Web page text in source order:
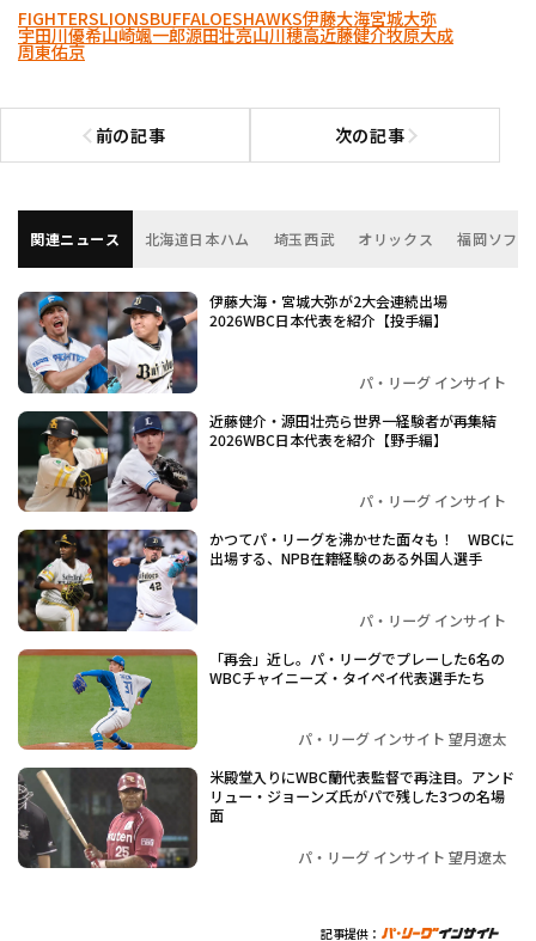
FIGHTERSLIONSBUFFALOESHAWKS伊藤大海宮城大弥
宇田川優希山崎颯一郎源田壮亮山川穂高近藤健介牧原大成
周東佑京
前の記事
前の記事へ 次の記事次の記事へ
関連ニュース 北海道日本ハム 埼玉西武 オリックス 福岡ソフ
伊藤大海・宮城大弥が2大会連続出場
2026WBC日本代表を紹介【投手編】
パ・リーグ インサイト
近藤健介・源田壮亮ら世界一経験者が再集結
2026WBC日本代表を紹介【野手編】
パ・リーグ インサイト
かつてパ・リーグを沸かせた面々も！ WBCに
出場する、NPB在籍経験のある外国人選手
パ・リーグ インサイト
「再会」近し。パ・リーグでプレーした6名の
WBCチャイニーズ・タイペイ代表選手たち
パ・リーグ インサイト 望月遼太
米殿堂入りにWBC蘭代表監督で再注目。アンド
リュー・ジョーンズ氏がパで残した3つの名場
面
パ・リーグ インサイト 望月遼太
記事提供：